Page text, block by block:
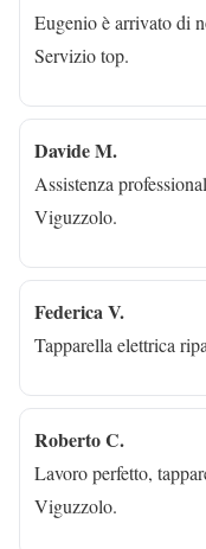
Eugenio è arrivato di
Servizio top.
Davide M.
Assistenza
Viguzzolo.
Federica V.
Tapparella elettrica
Roberto C.
Lavoro perfetto,
Viguzzolo.